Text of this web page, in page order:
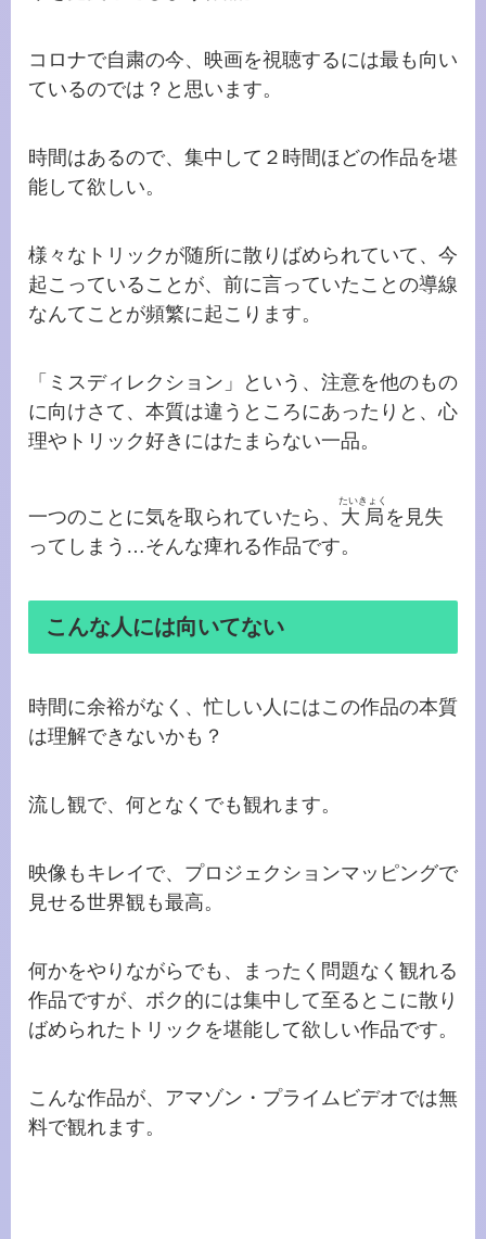
コロナで自粛の今、映画を視聴するには最も向い
ているのでは？と思います。
時間はあるので、集中して２時間ほどの作品を堪
能して欲しい。
様々なトリックが随所に散りばめられていて、今
起こっていることが、前に言っていたことの導線
なんてことが頻繁に起こります。
「ミスディレクション」という、注意を他のもの
に向けさて、本質は違うところにあったりと、心
理やトリック好きにはたまらない一品。
一つのことに気を取られていたら、 大局
たいきょく
を見失
ってしまう…そんな痺れる作品です。
こんな人には向いてない
時間に余裕がなく、忙しい人にはこの作品の本質
は理解できないかも？
流し観で、何となくでも観れます。
映像もキレイで、プロジェクションマッピングで
見せる世界観も最高。
何かをやりながらでも、まったく問題なく観れる
作品ですが、ボク的には集中して至るとこに散り
ばめられたトリックを堪能して欲しい作品です。
こんな作品が、アマゾン・プライムビデオでは無
料で観れます。